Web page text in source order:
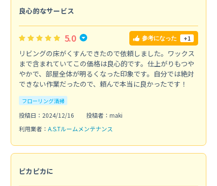
良心的なサービス
5.0 参考になった +1
リビングの床がくすんできたので依頼しました。ワックス
まで含まれていてこの価格は良心的です。仕上がりもつや
やかで、部屋全体が明るくなった印象です。自分では絶対
できない作業だったので、頼んで本当に良かったです！
フローリング清掃
投稿日：2024/12/16
投稿者：maki
利用業者： A.S.Tルームメンテナンス
ピカピカに